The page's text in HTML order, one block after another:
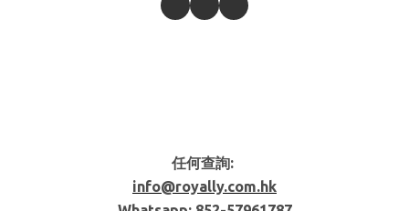
任何查詢:
info@royally.com.hk